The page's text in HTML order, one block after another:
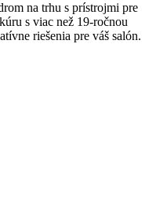
na trhu s prístrojmi pre
s viac než 19-ročnou
riešenia pre váš salón.